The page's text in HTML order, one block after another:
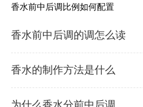
香水前中后调比例如何配置
香水前中后调的调怎么读
香水的制作方法是什么